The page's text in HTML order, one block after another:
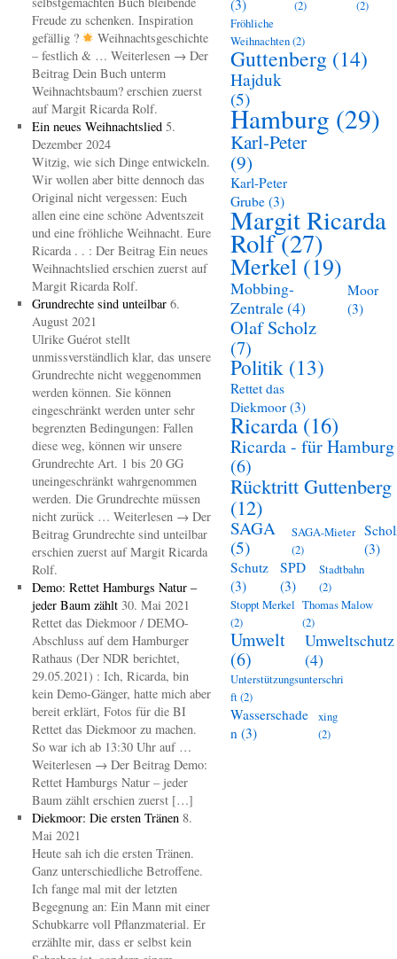
Freude zu schenken. Inspiration
gefällig ?
Weihnachtsgeschichte
– festlich & … Weiterlesen → Der
Beitrag Dein Buch unterm
Weihnachtsbaum? erschien zuerst
auf Margit Ricarda Rolf.
Ein neues Weihnachtslied 5.
Dezember 2024
Witzig, wie sich Dinge entwickeln.
Wir wollen aber bitte dennoch das
Original nicht vergessen: Euch
allen eine eine schöne Adventszeit
und eine fröhliche Weihnacht. Eure
Ricarda . . : Der Beitrag Ein neues
Weihnachtslied erschien zuerst auf
Margit Ricarda Rolf.
Grundrechte sind unteilbar 6.
August 2021
Ulrike Guérot stellt
unmissverständlich klar, das unsere
Grundrechte nicht weggenommen
werden können. Sie können
eingeschränkt werden unter sehr
begrenzten Bedingungen: Fallen
diese weg, können wir unsere
Grundrechte Art. 1 bis 20 GG
uneingeschränkt wahrgenommen
werden. Die Grundrechte müssen
nicht zurück … Weiterlesen → Der
Beitrag Grundrechte sind unteilbar
erschien zuerst auf Margit Ricarda
Rolf.
Demo: Rettet Hamburgs Natur –
jeder Baum zählt 30. Mai 2021
Rettet das Diekmoor / DEMO-
Abschluss auf dem Hamburger
Rathaus (Der NDR berichtet,
29.05.2021) : Ich, Ricarda, bin
kein Demo-Gänger, hatte mich aber
bereit erklärt, Fotos für die BI
Rettet das Diekmoor zu machen.
So war ich ab 13:30 Uhr auf …
Weiterlesen → Der Beitrag Demo:
Rettet Hamburgs Natur – jeder
Baum zählt erschien zuerst […]
Diekmoor: Die ersten Tränen 8.
Mai 2021
Heute sah ich die ersten Tränen.
Ganz unterschiedliche Betroffene.
Ich fange mal mit der letzten
Begegnung an: Ein Mann mit einer
Schubkarre voll Pflanzmaterial. Er
erzählte mir, dass er selbst kein
(3) (2)
(2)
Fröhliche
Weihnachten(2)
Guttenberg (14)
Hajduk
(5)
Hamburg (29)
Karl-Peter
(9)
Karl-Peter
Grube (3)
Margit Ricarda
Rolf(27)
Merkel (19)
Mobbing-
Zentrale(4)
Moor
(3)
Olaf Scholz
(7)
Politik (13)
Rettet das
Diekmoor (3)
Ricarda (16)
Ricarda - für Hamburg
(6)
Rücktritt Guttenberg
(12)
SAGA
(5)
SAGA-Mieter
(2)
(3)
Schutz
(3)
SPD
(3)
Stadtbahn
(2)
Stoppt Merkel
(2)
Thomas Malow
(2)
Umwelt
(6)
Umweltschutz
(4)
Unterstützungsunterschri
ft(2)
Wasserschade
n (3)
xing
(2)